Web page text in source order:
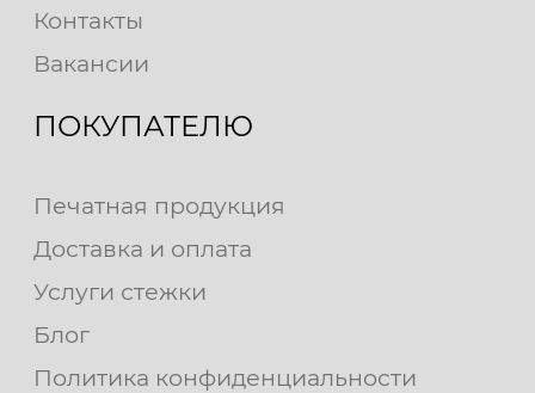
Контакты
Вакансии
ПОКУПАТЕЛЮ
Печатная продукция
Доставка и оплата
Услуги стежки
Блог
Политика конфиденциальности